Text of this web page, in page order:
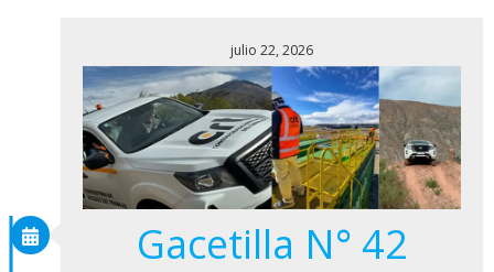
julio 22, 2026
Gacetilla N° 42